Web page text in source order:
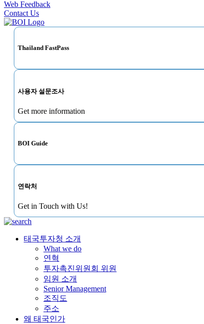
Web Feedback
Contact Us
Thailand FastPass
사용자 설문조사
Get more information
BOI Guide
연락처
Get in Touch with Us!
태국투자청 소개
What we do
연혁
투자촉진위원회 위원
임원 소개
Senior Management
조직도
주소
왜 태국인가